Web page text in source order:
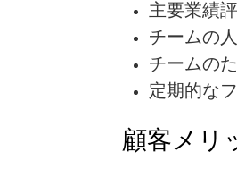
主要業績
チームの
チームの
定期的な
顧客メリ